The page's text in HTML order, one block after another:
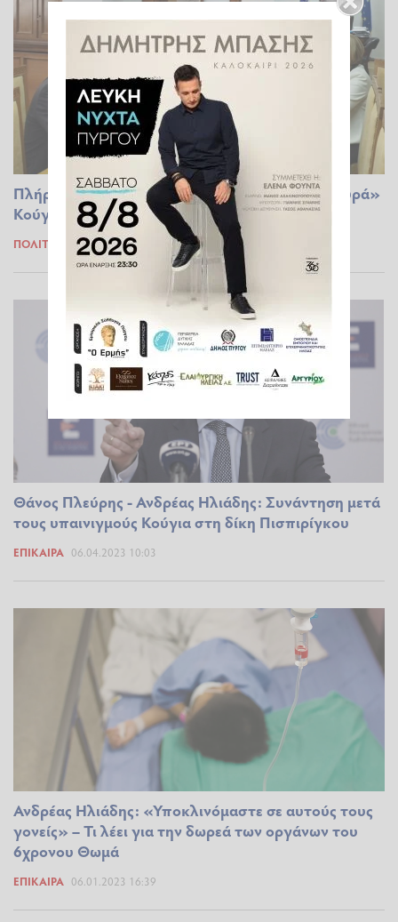
Πλήρης στήριξη Πλεύρη στον Ηλιάδη - Νέα «πυρά»
Κούγια
ΠΟΛΙΤΙΚΆ 06.04.2023 12:05
Θάνος Πλεύρης - Ανδρέας Ηλιάδης: Συνάντηση μετά
τους υπαινιγμούς Κούγια στη δίκη Πισπιρίγκου
ΕΠΊΚΑΙΡΑ 06.04.2023 10:03
Ανδρέας Ηλιάδης: «Υποκλινόμαστε σε αυτούς τους
γονείς» – Τι λέει για την δωρεά των οργάνων του
6χρονου Θωμά
ΕΠΊΚΑΙΡΑ 06.01.2023 16:39